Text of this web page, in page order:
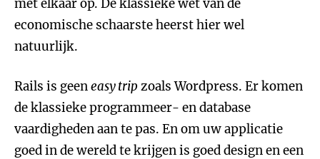
met elkaar op. De klassieke wet van de
economische schaarste heerst hier wel
natuurlijk.
Rails is geeneasy trip zoals Wordpress. Er komen
de klassieke programmeer- en database
vaardigheden aan te pas. En om uw applicatie
goed in de wereld te krijgen is goed design en een